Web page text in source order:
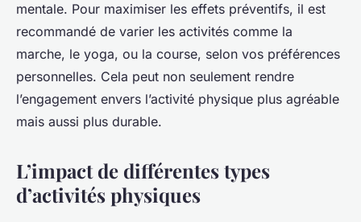
mentale. Pour maximiser les effets préventifs, il est
recommandé de varier les activités comme la
marche, le yoga, ou la course, selon vos préférences
personnelles. Cela peut non seulement rendre
l’engagement envers l’activité physique plus agréable
mais aussi plus durable.
L’impact de différentes types
d’activités physiques